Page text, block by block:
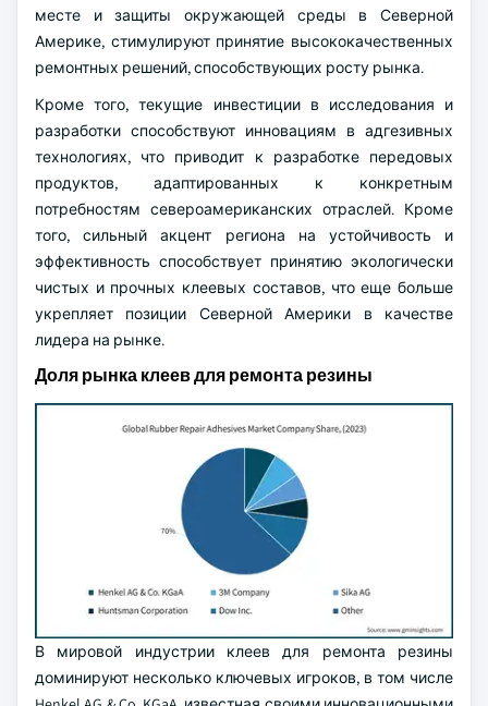
месте и защиты окружающей среды в Северной
Америке, стимулируют принятие высококачественных
ремонтных решений, способствующих росту рынка.
Кроме того, текущие инвестиции в исследования и
разработки способствуют инновациям в адгезивных
технологиях, что приводит к разработке передовых
продуктов, адаптированных к конкретным
потребностям североамериканских отраслей. Кроме
того, сильный акцент региона на устойчивость и
эффективность способствует принятию экологически
чистых и прочных клеевых составов, что еще больше
укрепляет позиции Северной Америки в качестве
лидера на рынке.
Доля рынка клеев для ремонта резины
В мировой индустрии клеев для ремонта резины
доминируют несколько ключевых игроков, в том числе